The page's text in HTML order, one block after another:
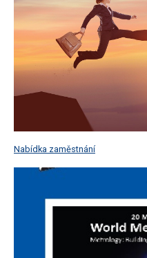
Nabídka zaměstnání